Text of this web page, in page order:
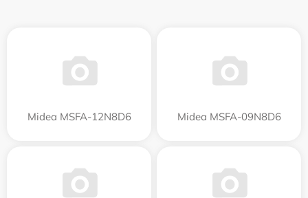
Midea MSFA-12N8D6 Midea MSFA-09N8D6